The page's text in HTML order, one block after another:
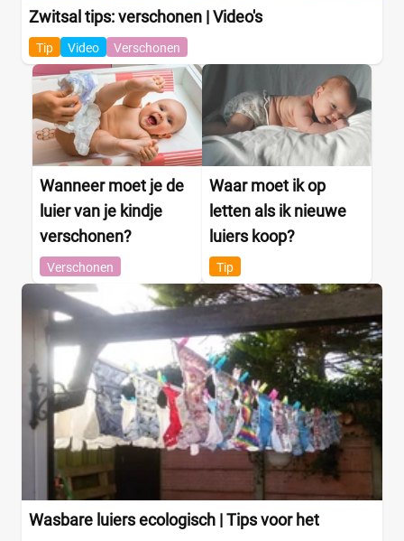
Zwitsal tips: verschonen | Video's
Tip Video Verschonen
Wanneer moet je de
luier van je kindje
verschonen?
Verschonen
Waar moet ik op
letten als ik nieuwe
luiers koop?
Tip
Wasbare luiers ecologisch | Tips voor het